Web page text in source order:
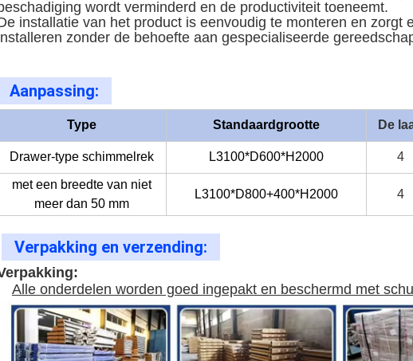
wordt verminderd en de productiviteit toeneemt.
installatie van het product is eenvoudig te monteren en zorgt
zonder de behoefte aan gespecialiseerde
Aanpassing:
Type Standaardgrootte De
Drawer-type schimmelrek L3100*D600*H2000 4
met een breedte van niet
meer dan 50 mm
L3100*D800+400*H2000 4
Verpakking en verzending:
Alle onderdelen worden goed ingepakt en beschermd met